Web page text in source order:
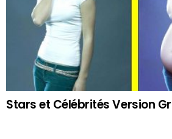
Stars et Célébrités Version